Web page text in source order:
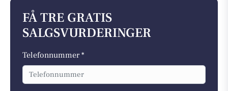
FÅ TRE GRATIS
SALGSVURDERINGER
Telefonnummer *